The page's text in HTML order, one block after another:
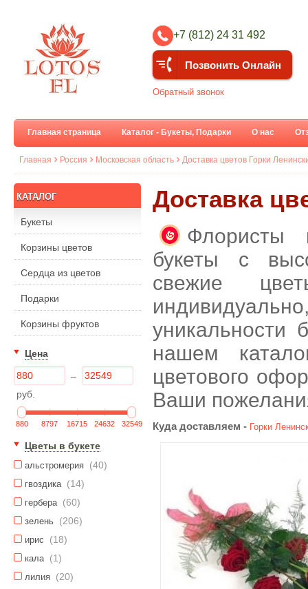
+7 (812) 24 31 492
Позвонить Онлайн
Обратный звонок
Главная страница Каталог - Букеты, Подарки О нас
Главная Россия Московская область Доставка цветов Горки
КАТАЛОГ
Букеты
Корзины цветов
Сердца из цветов
Подарки
Корзины фруктов
Цена
–
руб.
880 8797 16715 24632 32549
Цветы в букете
альстромерия (40)
гвоздика (14)
гербера (60)
зелень (206)
ирис (18)
кала (1)
лилия (20)
Доставка
Флористы
букеты с
свежие
уникальности
нашем
цветового
Ваши
Куда доставляем - Горки